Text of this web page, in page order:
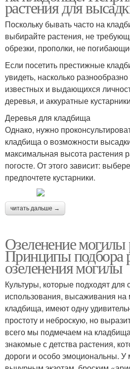
растения для
Поскольку бывать часто на
выбирайте растения, не
обрезки, прополки, не
Если посетить престижные
увидеть, насколько
известных и выдающихся
деревья, и аккуратные
Деревья для кладбища
Однако, нужно
кладбища о возможности
максимальная высота растения
погосте. От этого зависит:
предпочтете кустарники.
читать дальше →
Озеленение могилы
Принципы подбора
озеленения могилы
Культуры, которые подходят для
использования, высаживания на
кладбища, имеют одну
простоту и неброскую, но
всего мы подмечаем на
знакомые с детства растения,
дороги и особо эмоциональны. У